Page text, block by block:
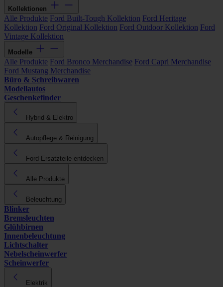
Kollektionen
Alle Produkte Ford Built-Tough Kollektion Ford Heritage
Kollektion Ford Original Kollektion Ford Outdoor Kollektion Ford
Vintage Kollektion
Modelle
Alle Produkte Ford Bronco Merchandise Ford Capri Merchandise
Ford Mustang Merchandise
Büro & Schreibwaren
Modellautos
Geschenkefinder
Hybrid & Elektro
Autopflege & Reinigung
Ford Ersatzteile entdecken
Alle Produkte
Beleuchtung
Blinker
Bremsleuchten
Glühbirnen
Innenbeleuchtung
Lichtschalter
Nebelscheinwerfer
Scheinwerfer
Elektrik